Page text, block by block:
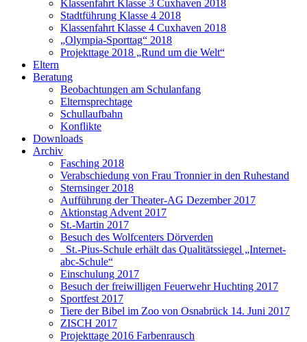
Klassenfahrt Klasse 3 Cuxhaven 2018
Stadtführung Klasse 4 2018
Klassenfahrt Klasse 4 Cuxhaven 2018
„Olympia-Sporttag“ 2018
Projekttage 2018 „Rund um die Welt“
Eltern
Beratung
Beobachtungen am Schulanfang
Elternsprechtage
Schullaufbahn
Konflikte
Downloads
Archiv
Fasching 2018
Verabschiedung von Frau Tronnier in den Ruhestand
Sternsinger 2018
Aufführung der Theater-AG Dezember 2017
Aktionstag Advent 2017
St.-Martin 2017
Besuch des Wolfcenters Dörverden
St.-Pius-Schule erhält das Qualitätssiegel „Internet-
abc-Schule“
Einschulung 2017
Besuch der freiwilligen Feuerwehr Huchting 2017
Sportfest 2017
Tiere der Bibel im Zoo von Osnabrück 14. Juni 2017
ZISCH 2017
Projekttage 2016 Farbenrausch